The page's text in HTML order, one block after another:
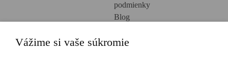
podmienky
Blog
Creative Europe
Vážime si vaše súkromie